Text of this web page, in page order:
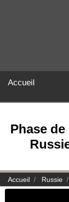
Accueil
Phase
Accueil Russie